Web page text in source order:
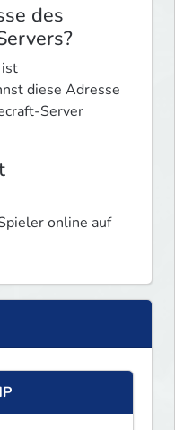
des
diese Adresse
Server
online auf